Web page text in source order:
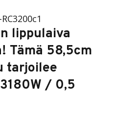
lippulaiva
Tämä 58,5cm
tarjoilee
/ 0,5